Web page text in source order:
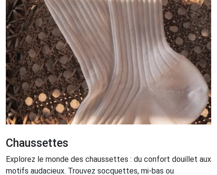
Chaussettes
Explorez le monde des chaussettes : du confort douillet aux
motifs audacieux. Trouvez socquettes, mi-bas ou